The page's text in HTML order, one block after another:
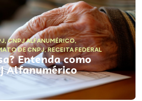
,CNPJ ALFANUMÉRICO,
DE CNPJ,RECEITA FEDERAL
Entenda como
Alfanumérico